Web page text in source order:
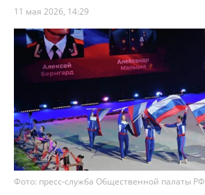
11 мая 2026, 14:29
Фото: пресс-служба Общественной палаты РФ